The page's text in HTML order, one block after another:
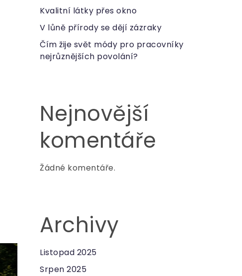
Kvalitní látky přes okno
V lůně přírody se dějí zázraky
Čím žije svět módy pro pracovníky
nejrůznějších povolání?
Nejnovější
komentáře
Žádné komentáře.
Archivy
Listopad 2025
Srpen 2025